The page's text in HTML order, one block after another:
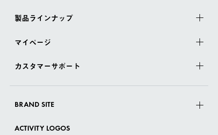
製品ラインナップ
マイページ
カスタマーサポート
BRAND SITE
ACTIVITY LOGOS